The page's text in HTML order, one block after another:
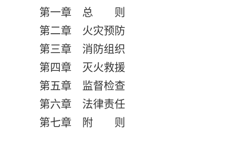
第一章 总 则
第二章 火灾预防
第三章 消防组织
第四章 灭火救援
第五章 监督检查
第六章 法律责任
第七章 附 则